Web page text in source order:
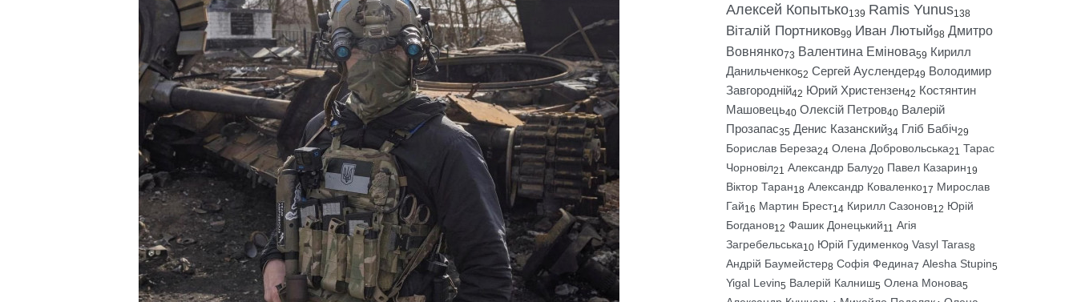
Алексей Копытько139 Ramis Yunus138
Віталій Портников99 Иван Лютый98 Дмитро
Вовнянко73 Валентина Емінова59 Кирилл
Данильченко52 Сергей Ауслендер49 Володимир
Завгородній42 Юрий Христензен42 Костянтин
Машовець40 Олексій Петров40 Валерій
Прозапас35 Денис Казанский34 Гліб Бабіч29
Борислав Береза24 Олена Добровольська21 Тарас
Чорновіл21 Александр Балу20 Павел Казарин19
Віктор Таран18 Александр Коваленко17 Мирослав
Гай16 Мартин Брест14 Кирилл Сазонов12 Юрій
Богданов12 Фашик Донецький11 Агія
Загребельська10 Юрій Гудименко9 Vasyl Taras8
Андрій Баумейстер8 Софія Федина7 Alesha Stupin5
Yigal Levin5 Валерій Калниш5 Олена Монова5